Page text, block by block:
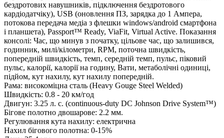
бездротових навушників, підключення бездротового
кардіодатчіку), USB (оновлення ПЗ, зарядка до 1 Ампера,
потокова передача медіа з флешки windows/android смартфона
і планшета), Passport™ Ready, ViaFit, Virtual Active. Показання
консолі: Час, що минув з початку, цільове час, що залишився,
годинник, милі/кілометри, RPM, поточна швидкість,
попередній швидкість, темп, середній темп, пульс, піковий
пульс, калорії, калорії на годину, Вати, метаболічні одиниці,
підйом, кут нахилу, кут нахилу попередній.
Рама: високоміцна сталь (Heavy Gouge Steel Welded)
Швидкість: 0.8 - 20 км/год
Двигун: 3.25 л. с. (continuous-duty DC Johnson Drive System™)
Бігове полотно двошарове: 2.2 мм.
Регулювання кута нахилу: електрична
Нахил бігового полотна: 0-15%